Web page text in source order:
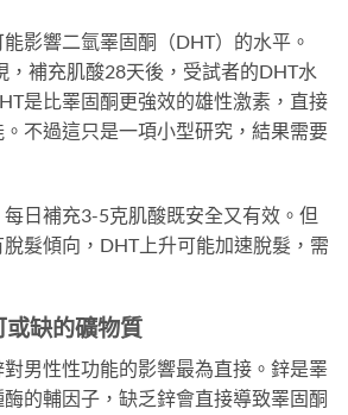
影響二氫睪固酮（DHT）的水平。
，補充肌酸28天後，受試者的DHT水
是比睪固酮更強效的雄性激素，直接
不過這只是一項小型研究，結果需要
日補充3-5克肌酸既安全又有效。但
髮傾向，DHT上升可能加速脫髮，需
缺的礦物質
男性性功能的影響最為直接。鋅是睪
的輔因子，缺乏鋅會直接導致睪固酮